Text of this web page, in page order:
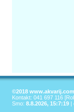
©2018 www.akvarij.com
Kontakt: 041 697 116
Smo: 8.8.2026, 15:7:19 |